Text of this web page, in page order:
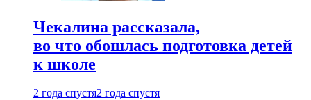
Чекалина рассказала,
во что обошлась подготовка детей
к школе
2 года спустя2 года спустя